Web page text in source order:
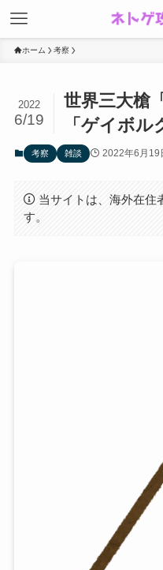
ホーム 考察
世界三大槍
「ゲイボル
2022
6/19
考察 雑談 2022年6月19
当サイトは、海外在住
す。